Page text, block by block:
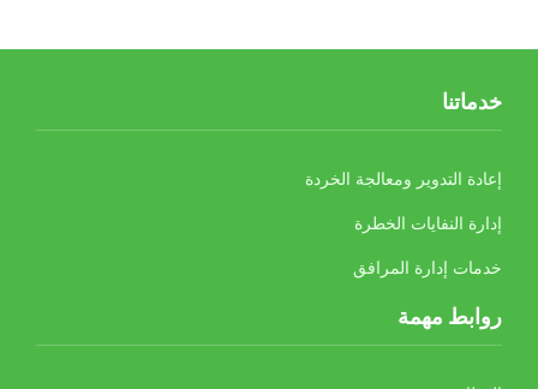
خدماتنا
إعادة التدوير ومعالجة الخردة
إدارة النفايات الخطرة
خدمات إدارة المرافق
روابط مهمة